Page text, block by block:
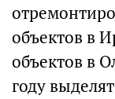
объектов в
объектов в
году